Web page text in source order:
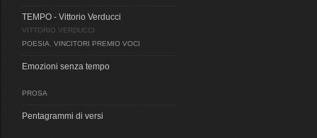
TEMPO - Vittorio Verducci
VITTORIO VERDUCCI
POESIA
VINCITORI PREMIO VOCI
Emozioni senza tempo
PROSA
Pentagrammi di versi